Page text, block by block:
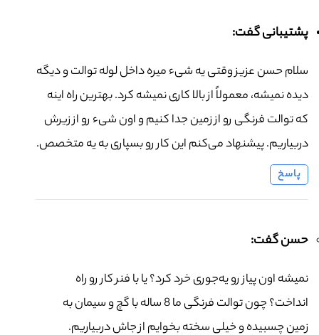
پشتیبانی گفت:
سلام حسن عزیز وقتی یه شیء میره داخل لوله توالت و دیگه
دیده نمیشه، معمولاً از بالا کاری نمیشه کرد. بهترین راه اینه
که توالت فرنگی رو از زمین جدا کنیم و اون شیء رو از زیرش
دربیاریم. پیشنهاد می‌کنم این کار رو بسپاری به یه متخصص.
پاسخ
حسن گفت:
نمیشه اون پیاز رو یه‌جوری خرد کرد؟ یا با فنر کار رو راه
انداخت؟ چون توالت فرنگی ما 8 ساله با گچ و سیمان به
زمین چسبیده و خیلی سخته بخوایم از جاش دربیاریم.